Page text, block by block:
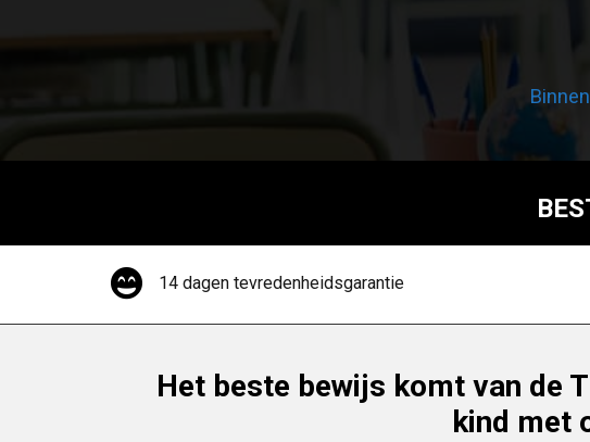
14 dagen tevredenheidsgarantie
Het beste bewijs komt van de
kind met